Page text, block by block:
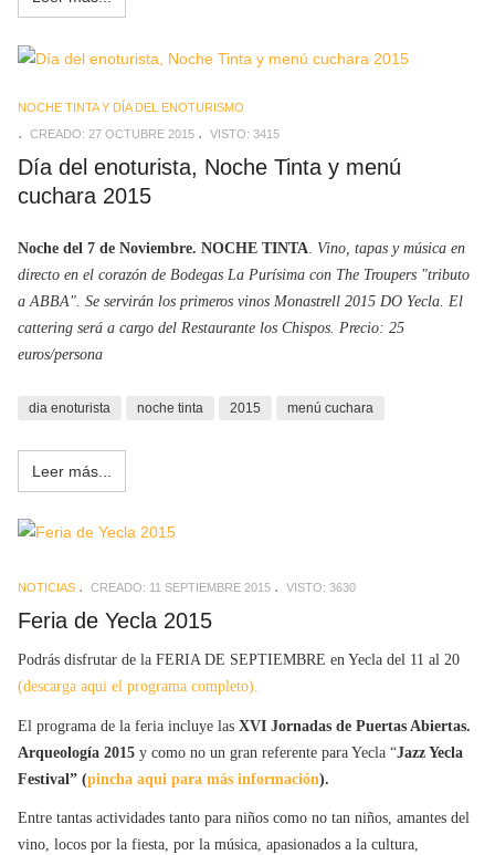
NOCHE TINTA Y DÍA DEL ENOTURISMO
CREADO: 27 OCTUBRE 2015
VISTO: 3415
Día del enoturista, Noche Tinta y menú
cuchara 2015
Noche del 7 de Noviembre. NOCHE TINTA
Vino, tapas y música en
directo en el corazón de Bodegas La Purísima con The Troupers "tributo
a ABBA". Se servirán los primeros vinos Monastrell 2015 DO Yecla. El
cattering será a cargo del Restaurante los Chispos. Precio: 25
euros/persona
dia enoturista noche tinta 2015 menú cuchara
Leer más...
NOTICIAS CREADO: 11 SEPTIEMBRE 2015 VISTO: 3630
Feria de Yecla 2015
Podrás disfrutar de la FERIA DE SEPTIEMBRE en Yecla del 11 al 20
(descarga aqui el programa completo).
El programa de la feria incluye las XVI Jornadas de Puertas Abiertas.
Arqueología 2015 y como no un gran referente para Yecla “Jazz Yecla
Festival” (pincha aqui para más información).
Entre tantas actividades tanto para niños como no tan niños, amantes del
vino, locos por la fiesta, por la música, apasionados a la cultura,